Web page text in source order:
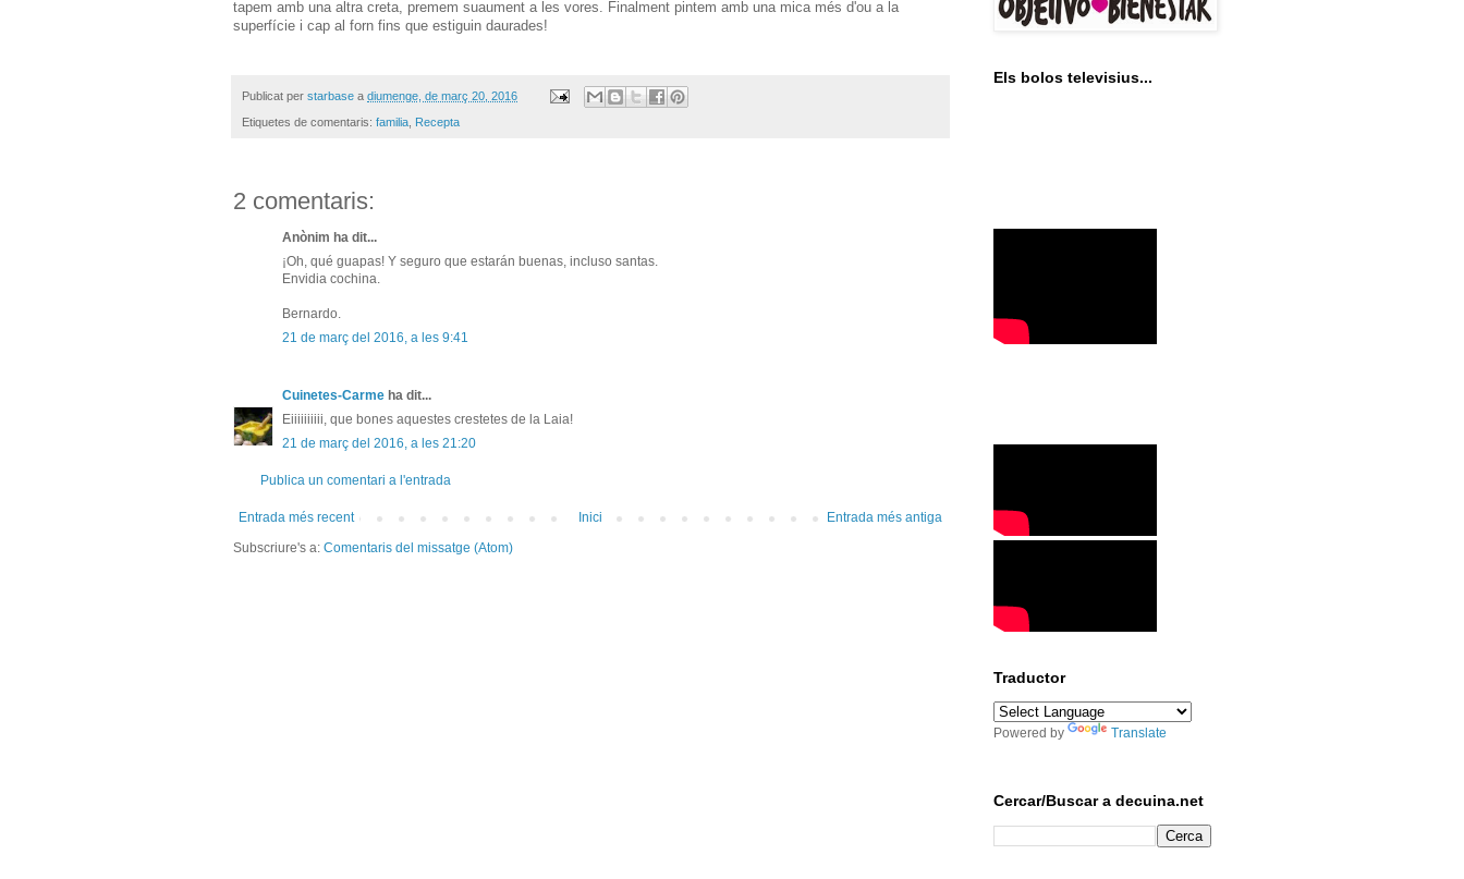
tapem amb una altra creta, premem suaument a les vores. Finalment pintem amb una mica més d'ou a la
superfície i cap al forn fins que estiguin daurades!
Publicat per starbase a diumenge, de març 20, 2016
Etiquetes de comentaris: familia Recepta
2 comentaris:
Anònim ha dit...
¡Oh, qué guapas! Y seguro que estarán buenas, incluso santas.
Envidia cochina.
Bernardo.
21 de març del 2016, a les 9:41
Cuinetes-Carme ha dit...
Eiiiiiiiiii, que bones aquestes crestetes de la Laia!
21 de març del 2016, a les 21:20
Publica un comentari a l'entrada
Entrada més recent Entrada més antiga
Inici
Subscriure's a: Comentaris del missatge (Atom)
Els bolos televisius...
Traductor
Powered by Translate
Cercar/Buscar a decuina.net